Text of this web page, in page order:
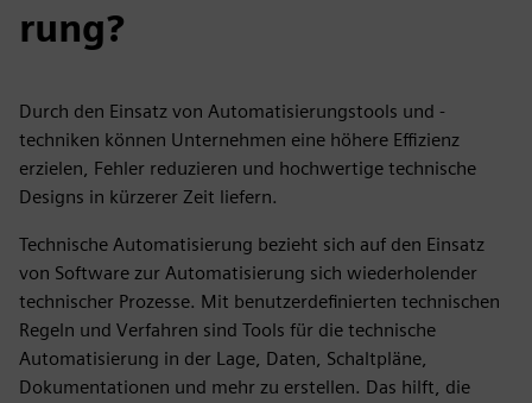
rung?
Durch den Einsatz von Automatisierungstools und -
techniken können Unternehmen eine höhere Effizienz
erzielen, Fehler reduzieren und hochwertige technische
Designs in kürzerer Zeit liefern.
Technische Automatisierung bezieht sich auf den Einsatz
von Software zur Automatisierung sich wiederholender
technischer Prozesse. Mit benutzerdefinierten technischen
Regeln und Verfahren sind Tools für die technische
Automatisierung in der Lage, Daten, Schaltpläne,
Dokumentationen und mehr zu erstellen. Das hilft, die